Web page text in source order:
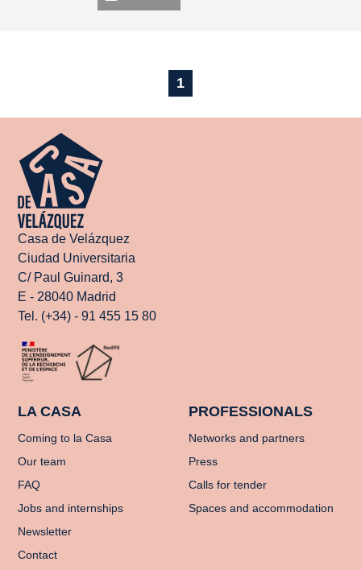
1
Casa de Velázquez
Ciudad Universitaria
C/ Paul Guinard, 3
E - 28040 Madrid
Tel. (+34) - 91 455 15 80
LA CASA
Coming to la Casa
Our team
FAQ
Jobs and internships
Newsletter
Contact
PROFESSIONALS
Networks and partners
Press
Calls for tender
Spaces and accommodation